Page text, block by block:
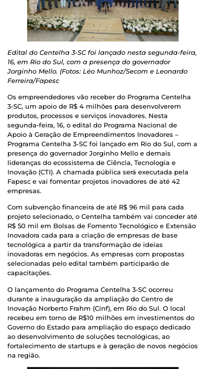
Edital do Centelha 3-SC foi lançado nesta segunda-feira,
16, em Rio do Sul, com a presença do governador
Jorginho Mello. (Fotos: Léo Munhoz/Secom e Leonardo
Ferreira/Fapesc
Os empreendedores vão receber do Programa Centelha
3-SC, um apoio de R$ 4 milhões para desenvolverem
produtos, processos e serviços inovadores. Nesta
segunda-feira, 16, o edital do Programa Nacional de
Apoio à Geração de Empreendimentos Inovadores –
Programa Centelha 3-SC foi lançado em Rio do Sul, com a
presença do governador Jorginho Mello e demais
lideranças do ecossistema de Ciência, Tecnologia e
Inovação (CTI). A chamada pública será executada pela
Fapesc e vai fomentar projetos inovadores de até 42
empresas.
Com subvenção financeira de até R$ 96 mil para cada
projeto selecionado, o Centelha também vai conceder até
R$ 50 mil em Bolsas de Fomento Tecnológico e Extensão
Inovadora cada para a criação de empresas de base
tecnológica a partir da transformação de ideias
inovadoras em negócios. As empresas com propostas
selecionadas pelo edital também participarão de
capacitações.
O lançamento do Programa Centelha 3-SC ocorreu
durante a inauguração da ampliação do Centro de
Inovação Norberto Frahm (Cinf), em Rio do Sul. O local
recebeu em torno de R$10 milhões em investimentos do
Governo do Estado para ampliação do espaço dedicado
ao desenvolvimento de soluções tecnológicas, ao
fortalecimento de startups e à geração de novos negócios
na região.